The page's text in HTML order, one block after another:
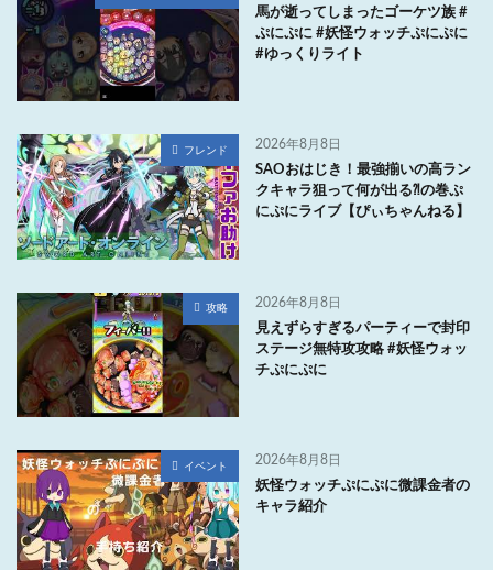
馬が逝ってしまったゴーケツ族 #
ぷにぷに #妖怪ウォッチぷにぷに
#ゆっくりライト
フレンド 2026年8月8日
SAOおはじき！最強揃いの高ラン
クキャラ狙って何が出る⁈の巻ぷ
にぷにライブ【ぴぃちゃんねる】
攻略 2026年8月8日
見えずらすぎるパーティーで封印
ステージ無特攻攻略 #妖怪ウォッ
チぷにぷに
イベント 2026年8月8日
妖怪ウォッチぷにぷに微課金者の
キャラ紹介